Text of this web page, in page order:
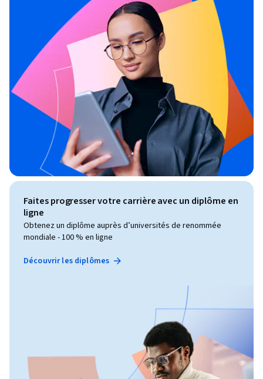
Faites progresser votre carrière avec un diplôme en
ligne
Obtenez un diplôme auprès d’universités de renommée
mondiale - 100 % en ligne
Découvrir les diplômes